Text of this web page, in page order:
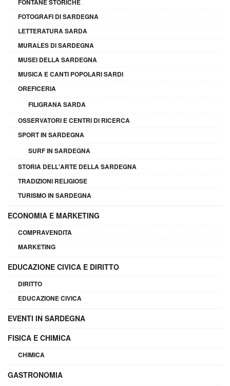
FONTANE STORICHE
FOTOGRAFI DI SARDEGNA
LETTERATURA SARDA
MURALES DI SARDEGNA
MUSEI DELLA SARDEGNA
MUSICA E CANTI POPOLARI SARDI
OREFICERIA
FILIGRANA SARDA
OSSERVATORI E CENTRI DI RICERCA
SPORT IN SARDEGNA
SURF IN SARDEGNA
STORIA DELL'ARTE DELLA SARDEGNA
TRADIZIONI RELIGIOSE
TURISMO IN SARDEGNA
ECONOMIA E MARKETING
COMPRAVENDITA
MARKETING
EDUCAZIONE CIVICA E DIRITTO
DIRITTO
EDUCAZIONE CIVICA
EVENTI IN SARDEGNA
FISICA E CHIMICA
CHIMICA
GASTRONOMIA